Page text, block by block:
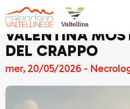
VALENTINA
DEL CRAPPO
mer, 20/05/2026 -